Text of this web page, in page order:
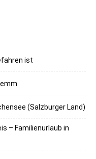
ist
(Salzburger Land)
– Familienurlaub in